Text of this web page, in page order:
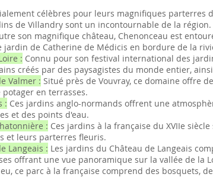
célèbres pour leurs magnifiques parterres
de Villandry sont un incontournable de la région.
son magnifique château, Chenonceau est
jardin de Catherine de Médicis en bordure de la
: Connu pour son festival international des
créés par des paysagistes du monde entier,
Valmer : Situé près de Vouvray, ce domaine offre
en terrasses.
: Ces jardins anglo-normands offrent une
et des points d'eau.
: Ces jardins à la française du XVIIe
et leurs parterres fleuris.
Langeais : Les jardins du Château de Langeais
offrant une vue panoramique sur la vallée de la
ce parc à la française comprend des bosquets,